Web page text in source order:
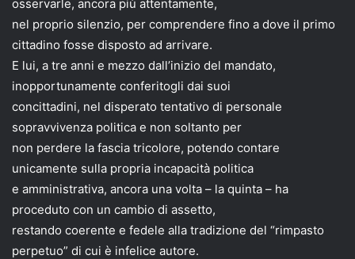
osservarle, ancora più attentamente,
nel proprio silenzio, per comprendere fino a dove il primo
cittadino fosse disposto ad arrivare.
E lui, a tre anni e mezzo dall’inizio del mandato,
inopportunamente conferitogli dai suoi
concittadini, nel disperato tentativo di personale
sopravvivenza politica e non soltanto per
non perdere la fascia tricolore, potendo contare
unicamente sulla propria incapacità politica
e amministrativa, ancora una volta – la quinta – ha
proceduto con un cambio di assetto,
restando coerente e fedele alla tradizione del “rimpasto
perpetuo” di cui è infelice autore.